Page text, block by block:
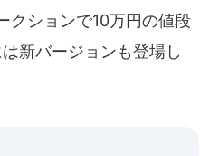
クションで10万円の値段
新バージョンも登場し